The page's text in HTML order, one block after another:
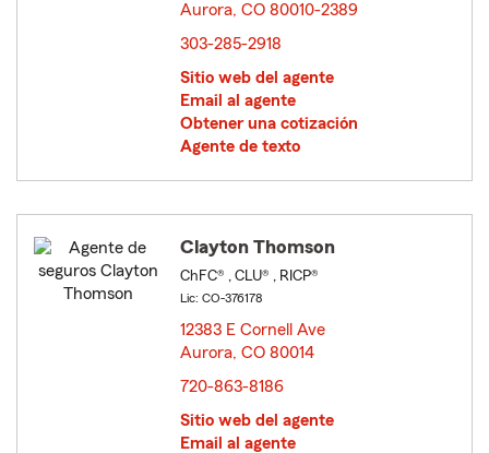
Aurora, CO 80010-2389
303-285-2918
Sitio web del agente
Email al agente
Obtener una cotización
Agente de texto
Clayton Thomson
ChFC® , CLU® , RICP®
Lic: CO-376178
12383 E Cornell Ave
Aurora, CO 80014
720-863-8186
Sitio web del agente
Email al agente